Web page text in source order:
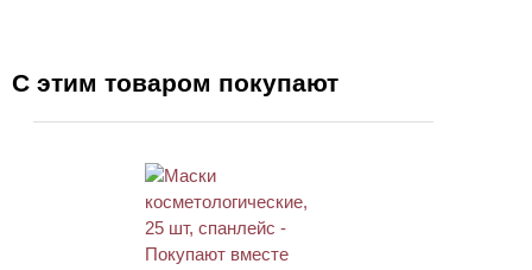
С этим товаром покупают